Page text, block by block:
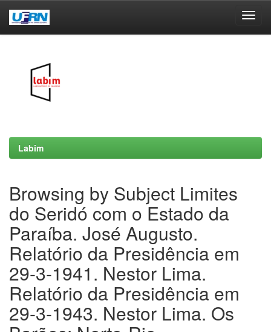
Labim
Browsing by Subject Limites
do Seridó com o Estado da
Paraíba. José Augusto.
Relatório da Presidência em
29-3-1941. Nestor Lima.
Relatório da Presidência em
29-3-1943. Nestor Lima. Os